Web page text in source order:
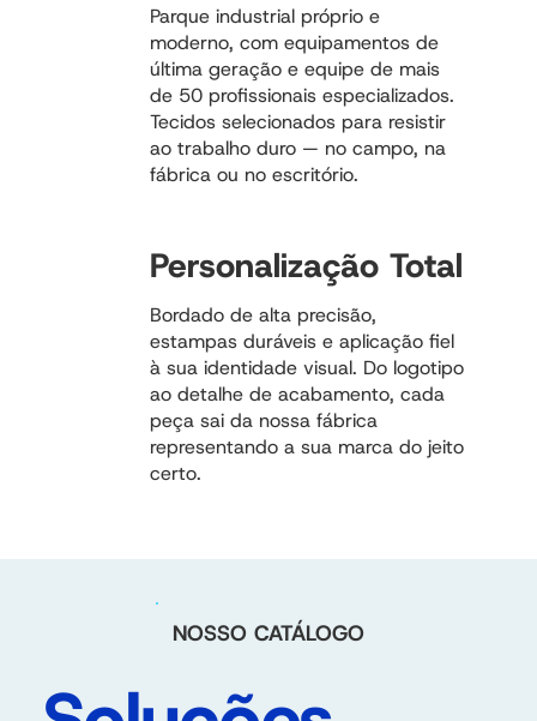
Parque industrial próprio e
moderno, com equipamentos de
última geração e equipe de mais
de 50 profissionais especializados.
Tecidos selecionados para resistir
ao trabalho duro — no campo, na
fábrica ou no escritório.
Personalização Total
Bordado de alta precisão,
estampas duráveis e aplicação fiel
à sua identidade visual. Do logotipo
ao detalhe de acabamento, cada
peça sai da nossa fábrica
representando a sua marca do jeito
certo.
NOSSO CATÁLOGO